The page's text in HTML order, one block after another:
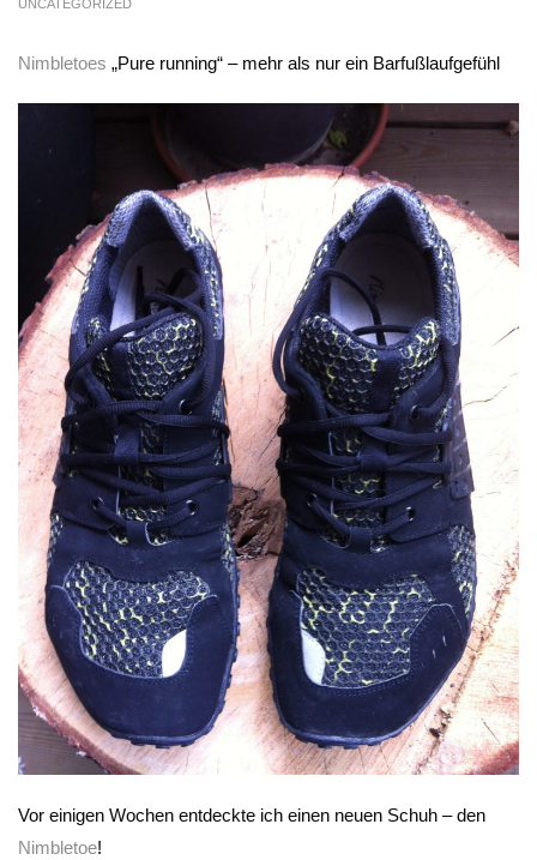
UNCATEGORIZED
Nimbletoes „Pure running“ – mehr als nur ein Barfußlaufgefühl
Vor einigen Wochen entdeckte ich einen neuen Schuh – den
Nimbletoe!